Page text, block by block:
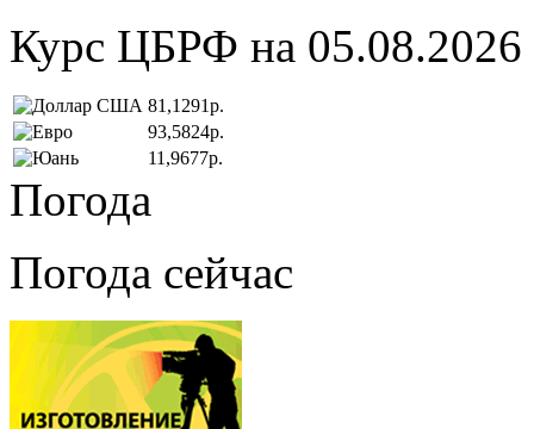
Курс ЦБРФ на 05.08.2026
81,1291р.
93,5824р.
11,9677р.
Погода
Погода сейчас